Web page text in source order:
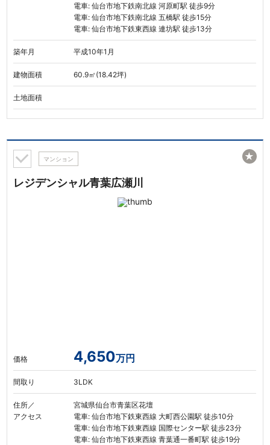
電車: 仙台市地下鉄南北線 河原町駅 徒歩9分
電車: 仙台市地下鉄南北線 五橋駅 徒歩15分
電車: 仙台市地下鉄東西線 連坊駅 徒歩13分
築年月 平成10年1月
建物面積 60.9㎡(18.42坪)
土地面積
マンション
レジデンシャル青葉広瀬川
価格 4,650万円
間取り 3LDK
住所／
アクセス
宮城県仙台市青葉区花壇
電車: 仙台市地下鉄東西線 大町西公園駅 徒歩10分
電車: 仙台市地下鉄東西線 国際センター駅 徒歩23分
電車: 仙台市地下鉄東西線 青葉通一番町駅 徒歩19分
★